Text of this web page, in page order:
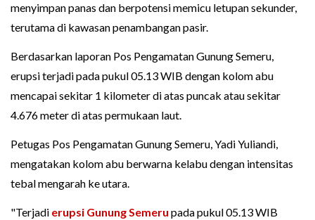
menyimpan panas dan berpotensi memicu letupan sekunder,
terutama di kawasan penambangan pasir.
Berdasarkan laporan Pos Pengamatan Gunung Semeru,
erupsi terjadi pada pukul 05.13 WIB dengan kolom abu
mencapai sekitar 1 kilometer di atas puncak atau sekitar
4.676 meter di atas permukaan laut.
Petugas Pos Pengamatan Gunung Semeru, Yadi Yuliandi,
mengatakan kolom abu berwarna kelabu dengan intensitas
tebal mengarah ke utara.
"Terjadi erupsi Gunung Semeru pada pukul 05.13 WIB